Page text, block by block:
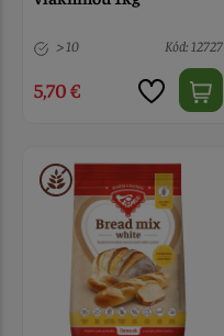
> 10 Kód: 12727
5,70 €